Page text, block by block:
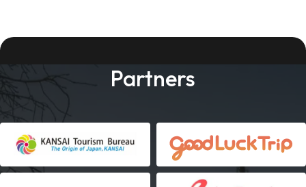
Partners